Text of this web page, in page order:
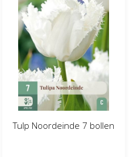
Tulp Noordeinde 7 bollen